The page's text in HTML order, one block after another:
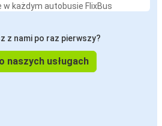
w każdym autobusie FlixBus
z nami po raz pierwszy?
naszych usługach